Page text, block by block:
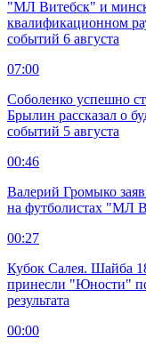
"МЛ Витебск" и
квалификационном
событий 6 августа
07:00
Соболенко успешно
Брылин рассказал о
событий 5 августа
00:46
Валерий Громыко
на футболистах "МЛ
00:27
Кубок Салея. Шайба
принесли "Юности"
результата
00:00